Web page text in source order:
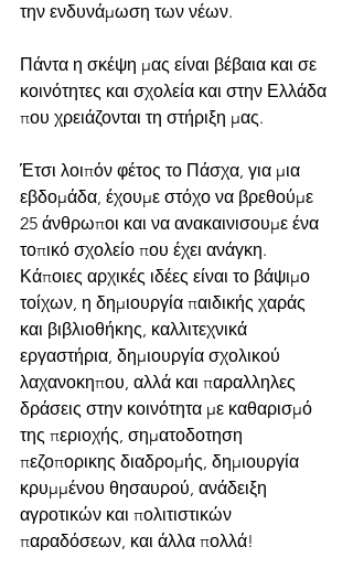
την ενδυνάμωση των νέων.
Πάντα η σκέψη μας είναι βέβαια και σε
κοινότητες και σχολεία και στην Ελλάδα
που χρειάζονται τη στήριξη μας.
Έτσι λοιπόν φέτος το Πάσχα, για μια
εβδομάδα, έχουμε στόχο να βρεθούμε
25 άνθρωποι και να ανακαινισουμε ένα
τοπικό σχολείο που έχει ανάγκη.
Κάποιες αρχικές ιδέες είναι το βάψιμο
τοίχων, η δημιουργία παιδικής χαράς
και βιβλιοθήκης, καλλιτεχνικά
εργαστήρια, δημιουργία σχολικού
λαχανοκηπου, αλλά και παραλληλες
δράσεις στην κοινότητα με καθαρισμό
της περιοχής, σηματοδοτηση
πεζοπορικης διαδρομής, δημιουργία
κρυμμένου θησαυρού, ανάδειξη
αγροτικών και πολιτιστικών
παραδόσεων, και άλλα πολλά!